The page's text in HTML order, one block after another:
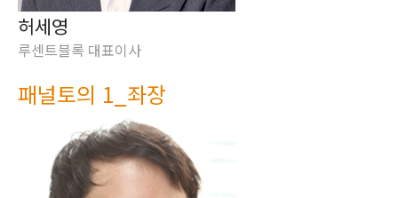
허세영
루센트블록 대표이사
패널토의 1_좌장